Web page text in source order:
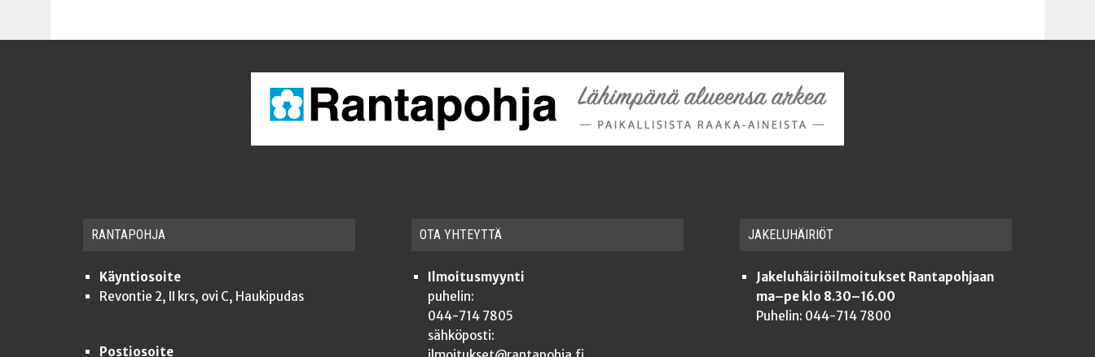
RAN­TA­POH­JA
Käyntiosoite
Revontie 2, II krs, ovi C, Haukipudas
Postiosoite
OTA YHTEYT­TÄ
Ilmoitusmyynti
puhelin:
044-714 7805
sähköposti:
JAKE­LU­HÄI­RIÖT
Jakeluhäiriöilmoitukset Rantapohjaan
ma–pe klo 8.30–16.00
Puhelin: 044-714 7800